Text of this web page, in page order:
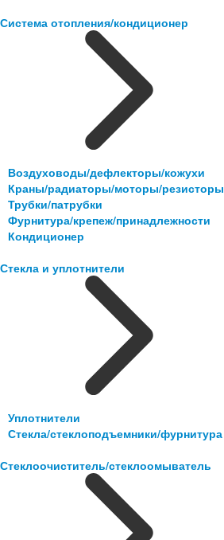
Система отопления/кондиционер
Воздуховоды/дефлекторы/кожухи
Краны/радиаторы/моторы/резисторы
Трубки/патрубки
Фурнитура/крепеж/принадлежности
Кондиционер
Стекла и уплотнители
Уплотнители
Стекла/стеклоподъемники/фурнитура
Стеклоочиститель/стеклоомыватель